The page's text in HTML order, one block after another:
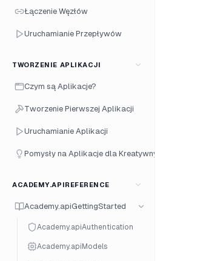
Łączenie Węzłów
Uruchamianie Przepływów
TWORZENIE APLIKACJI
Czym są Aplikacje?
Tworzenie Pierwszej Aplikacji
Uruchamianie Aplikacji
Pomysły na Aplikacje dla Kreatywnych
ACADEMY.APIREFERENCE
Academy.apiGettingStarted
Academy.apiAuthentication
Academy.apiModels